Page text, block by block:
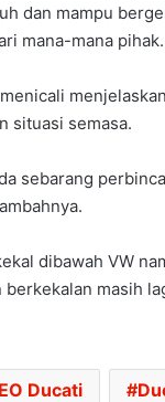
dan mampu
mana-mana pihak.
situasi semasa.
sebarang
dibawah VW
berkekalan masih
Ducati